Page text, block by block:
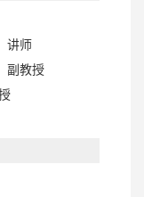
讲师
副教授